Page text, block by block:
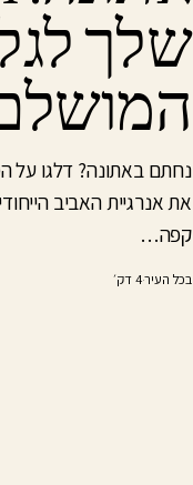
שלך
נחתם באתונה? דלגו על
קפה…
בכל העיר·4 דק׳